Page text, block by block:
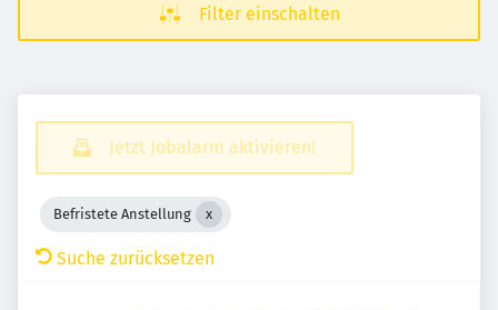
Filter einschalten
Jetzt Jobalarm aktivieren!
Befristete Anstellung
Suche zurücksetzen